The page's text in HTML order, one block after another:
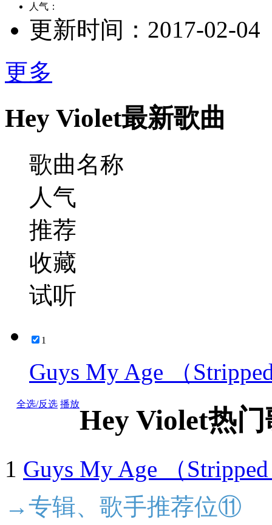
人气：
更新时间： 2017-02-04
更多
Hey Violet最新歌曲
歌曲名称
人气
推荐
收藏
试听
1
Guys My Age （
全选/反选 播放
Hey Violet热
1 Guys My Age （
→专辑、歌手推荐位⑪